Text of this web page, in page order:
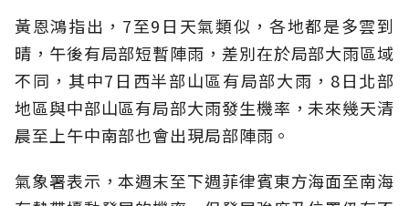
黃恩鴻指出，7至9日天氣類似，各地都是多雲到
晴，午後有局部短暫陣雨，差別在於局部大雨區域
不同，其中7日西半部山區有局部大雨，8日北部
地區與中部山區有局部大雨發生機率，未來幾天清
晨至上午中南部也會出現局部陣雨。
氣象署表示，本週末至下週菲律賓東方海面至南海